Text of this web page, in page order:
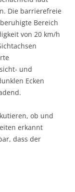
Die barrierefreie
Bereich
von 20 km/h
und
Ecken
ob und
erkannt
dass der